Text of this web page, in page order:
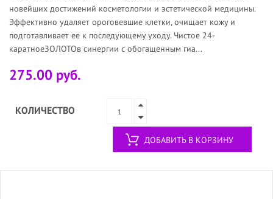
новейших достижений косметологии и эстетической медицины.
Эффективно удаляет ороговевшие клетки, очищает кожу и
подготавливает ее к последующему уходу. Чистое 24-
каратноеЗОЛОТОв синергии с обогащенным гиа...
275.00 руб.
КОЛИЧЕСТВО
ДОБАВИТЬ В КОРЗИНУ